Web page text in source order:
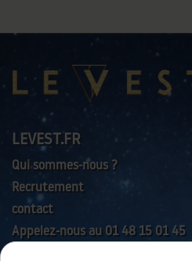
LEVEST.FR
Qui sommes-nous ?
Recrutement
contact
Appelez-nous au 01 48 15 01 45